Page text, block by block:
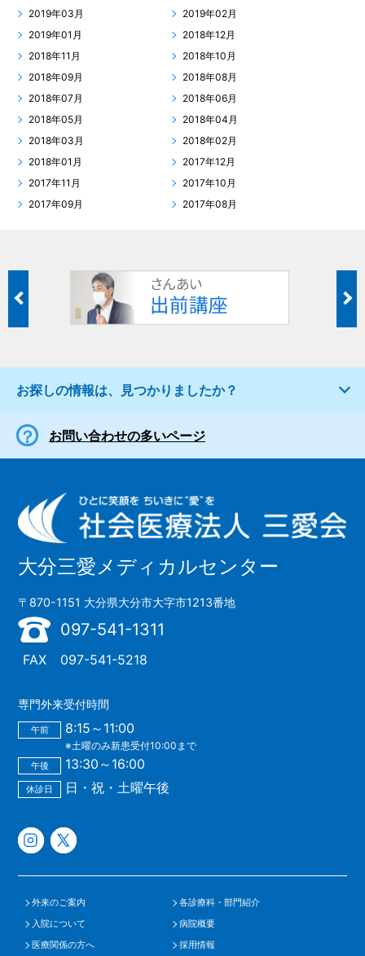
2019年03月
2019年02月
2019年01月
2018年12月
2018年11月
2018年10月
2018年09月
2018年08月
2018年07月
2018年06月
2018年05月
2018年04月
2018年03月
2018年02月
2018年01月
2017年12月
2017年11月
2017年10月
2017年09月
2017年08月
お探しの情報は、見つかりましたか？
お問い合わせの多いページ
大分三愛メディカルセンター
〒870-1151 大分県大分市大字市1213番地
097-541-1311
FAX 097-541-5218
専門外来受付時間
午前 8:15～11:00
※土曜のみ新患受付10:00まで
午後 13:30～16:00
休診日 日・祝・土曜午後
外来のご案内
各診療科・部門紹介
入院について
病院概要
医療関係の方へ
採用情報